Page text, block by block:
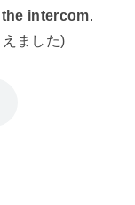
intercom.
ました)